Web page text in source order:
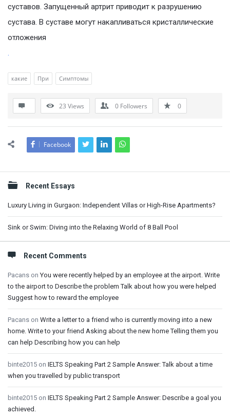
суставов. Запущенный артрит приводит к разрушению
сустава. В суставе могут накапливаться кристаллические
отложения
.
какие При Симптомы
23 Views 0 Followers 0
Facebook
Sidebar
Recent Essays
Luxury Living in Gurgaon: Independent Villas or High-Rise Apartments?
Sink or Swim: Diving into the Relaxing World of 8 Ball Pool
Recent Comments
Pacans onYou were recently helped by an employee at the airport. Write
to the airport to Describe the problem Talk about how you were helped
Suggest how to reward the employee
Pacans on Write a letter to a friend who is currently moving into a new
home. Write to your friend Asking about the new home Telling them you
can help Describing how you can help
binte2015 on IELTS Speaking Part 2 Sample Answer: Talk about a time
when you travelled by public transport
binte2015 on IELTS Speaking Part 2 Sample Answer: Describe a goal you
achieved.